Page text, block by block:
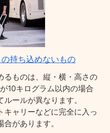
持ち込めないもの
るものは、縦・横・高さの
10キログラム以内の場合
ールが異なります。
キャリーなどに完全に入っ
があります。